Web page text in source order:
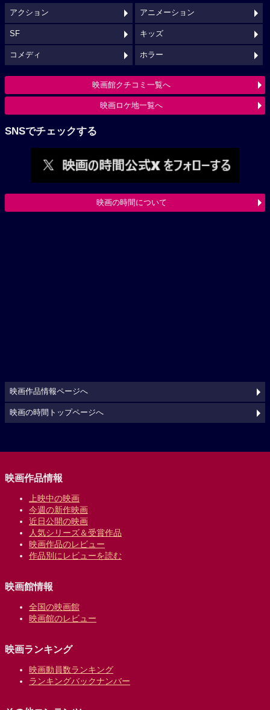
アクション アニメーション
SF キッズ
コメディ ホラー
映画館クチコミ一覧へ
映画ロケ地一覧へ
SNSでチェックする
映画の時間について
映画作品情報ページへ
映画の時間トップページへ
映画作品情報
上映中の映画
今週の新作映画
近日公開の映画
人気シリーズ＆受賞作品
映画作品のレビュー
作品別にレビューを読む
映画館情報
全国の映画館
映画館のレビュー
映画ランキング
映画動員数ランキング
ランキングバックナンバー